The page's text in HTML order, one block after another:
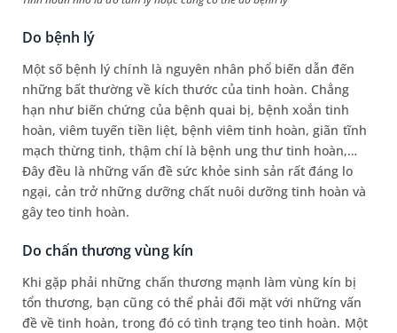
Do bệnh lý
Một số bệnh lý chính là nguyên nhân phổ biến dẫn đến
những bất thường về kích thước của tinh hoàn. Chẳng
hạn như biến chứng của bệnh quai bị, bệnh xoắn tinh
hoàn, viêm tuyến tiền liệt, bệnh viêm tinh hoàn, giãn tĩnh
mạch thừng tinh, thậm chí là bệnh ung thư tinh hoàn,…
Đây đều là những vấn đề sức khỏe sinh sản rất đáng lo
ngại, cản trở những dưỡng chất nuôi dưỡng tinh hoàn và
gây teo tinh hoàn.
Do chấn thương vùng kín
Khi gặp phải những chấn thương mạnh làm vùng kín bị
tổn thương, bạn cũng có thể phải đối mặt với những vấn
đề về tinh hoàn, trong đó có tình trạng teo tinh hoàn. Một